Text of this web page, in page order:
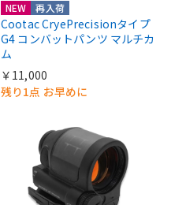
NEW 再入荷
Cootac CryePrecisionタイプ
G4 コンバットパンツ マルチカ
ム
￥11,000
残り1点 お早めに